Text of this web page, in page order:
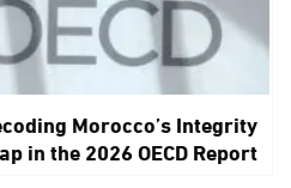
Morocco’s Integrity
in the 2026 OECD Report